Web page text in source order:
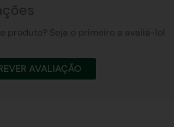
produto? Seja o primeiro a avaliá-lo!
AVALIAÇÃO